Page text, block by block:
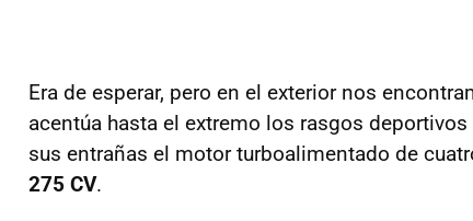
Era de esperar, pero en el exterior nos
acentúa hasta el extremo los rasgos
sus entrañas el motor turboalimentado de
275 CV.